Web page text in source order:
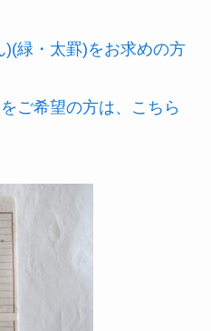
緑・太罫)をお求めの方
ご希望の方は、こちら